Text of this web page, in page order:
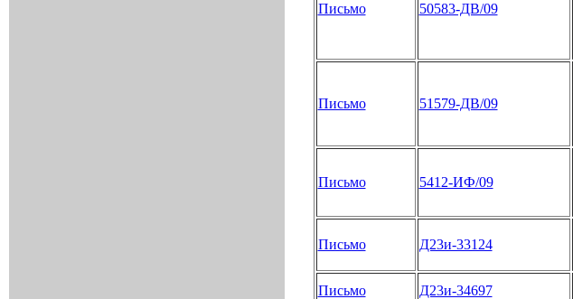
Письмо 50583-ДВ/09
Письмо 51579-ДВ/09
Письмо 5412-ИФ/09
Письмо Д23и-33124
Письмо Д23и-34697